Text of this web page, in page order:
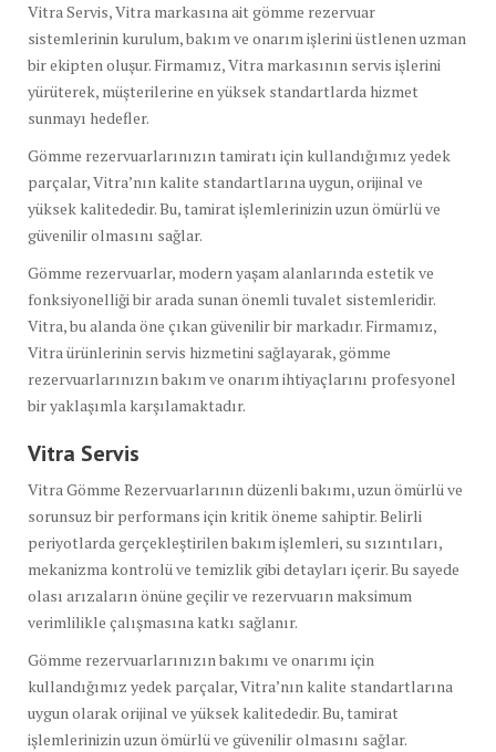
Vitra Servis, Vitra markasına ait gömme rezervuar
sistemlerinin kurulum, bakım ve onarım işlerini üstlenen uzman
bir ekipten oluşur. Firmamız, Vitra markasının servis işlerini
yürüterek, müşterilerine en yüksek standartlarda hizmet
sunmayı hedefler.
Gömme rezervuarlarınızın tamiratı için kullandığımız yedek
parçalar, Vitra’nın kalite standartlarına uygun, orijinal ve
yüksek kalitededir. Bu, tamirat işlemlerinizin uzun ömürlü ve
güvenilir olmasını sağlar.
Gömme rezervuarlar, modern yaşam alanlarında estetik ve
fonksiyonelliği bir arada sunan önemli tuvalet sistemleridir.
Vitra, bu alanda öne çıkan güvenilir bir markadır. Firmamız,
Vitra ürünlerinin servis hizmetini sağlayarak, gömme
rezervuarlarınızın bakım ve onarım ihtiyaçlarını profesyonel
bir yaklaşımla karşılamaktadır.
Vitra Servis
Vitra Gömme Rezervuarlarının düzenli bakımı, uzun ömürlü ve
sorunsuz bir performans için kritik öneme sahiptir. Belirli
periyotlarda gerçekleştirilen bakım işlemleri, su sızıntıları,
mekanizma kontrolü ve temizlik gibi detayları içerir. Bu sayede
olası arızaların önüne geçilir ve rezervuarın maksimum
verimlilikle çalışmasına katkı sağlanır.
Gömme rezervuarlarınızın bakımı ve onarımı için
kullandığımız yedek parçalar, Vitra’nın kalite standartlarına
uygun olarak orijinal ve yüksek kalitededir. Bu, tamirat
işlemlerinizin uzun ömürlü ve güvenilir olmasını sağlar.